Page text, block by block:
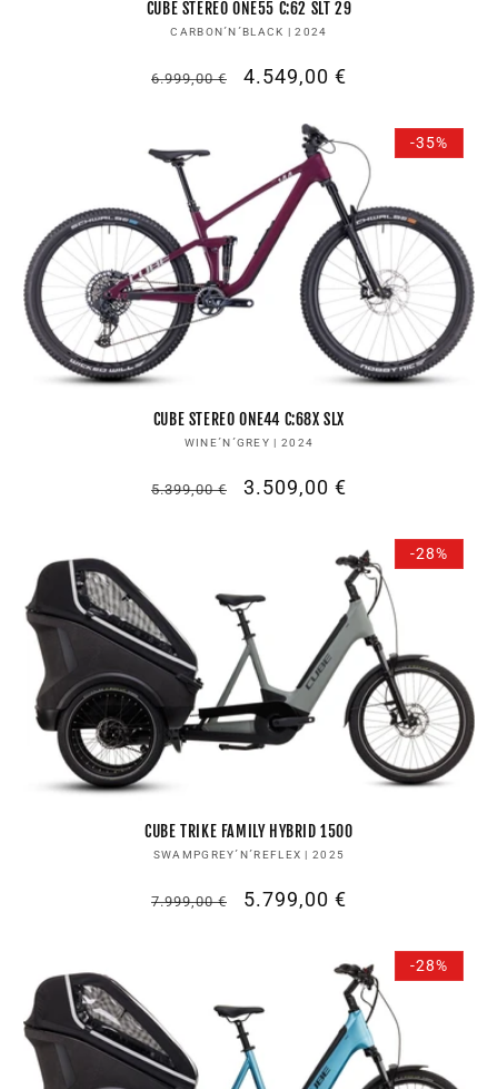
CUBE STEREO ONE55 C:62 SLT 29
Anbieter:
CARBON´N´BLACK | 2024
Normaler
6.999,00 € Verkaufspreis
4.549,00 €
-35%
CUBE STEREO ONE44 C:68X SLX
Anbieter:
WINE´N´GREY | 2024
Normaler
5.399,00 € Verkaufspreis
3.509,00 €
-28%
CUBE TRIKE FAMILY HYBRID 1500
Anbieter:
SWAMPGREY´N´REFLEX | 2025
Normaler
7.999,00 € Verkaufspreis
5.799,00 €
-28%